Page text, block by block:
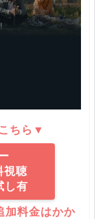
ちら▼
視聴
し有
加料金はかか